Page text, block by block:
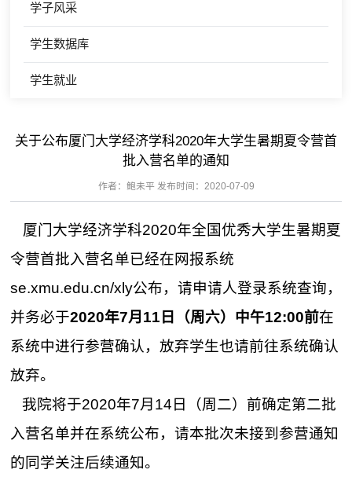
学子风采
学生数据库
学生就业
关于公布厦门大学经济学科2020年大学生暑期夏令营首
批入营名单的通知
作者：鲍未平 发布时间：2020-07-09
厦门大学经济学科2020年全国优秀大学生暑期夏
令营首批入营名单已经在网报系统
se.xmu.edu.cn/xly公布，请申请人登录系统查询，
并务必于2020年7月11日（周六）中午12:00前在
系统中进行参营确认，放弃学生也请前往系统确认
放弃。
我院将于2020年7月14日（周二）前确定第二批
入营名单并在系统公布，请本批次未接到参营通知
的同学关注后续通知。